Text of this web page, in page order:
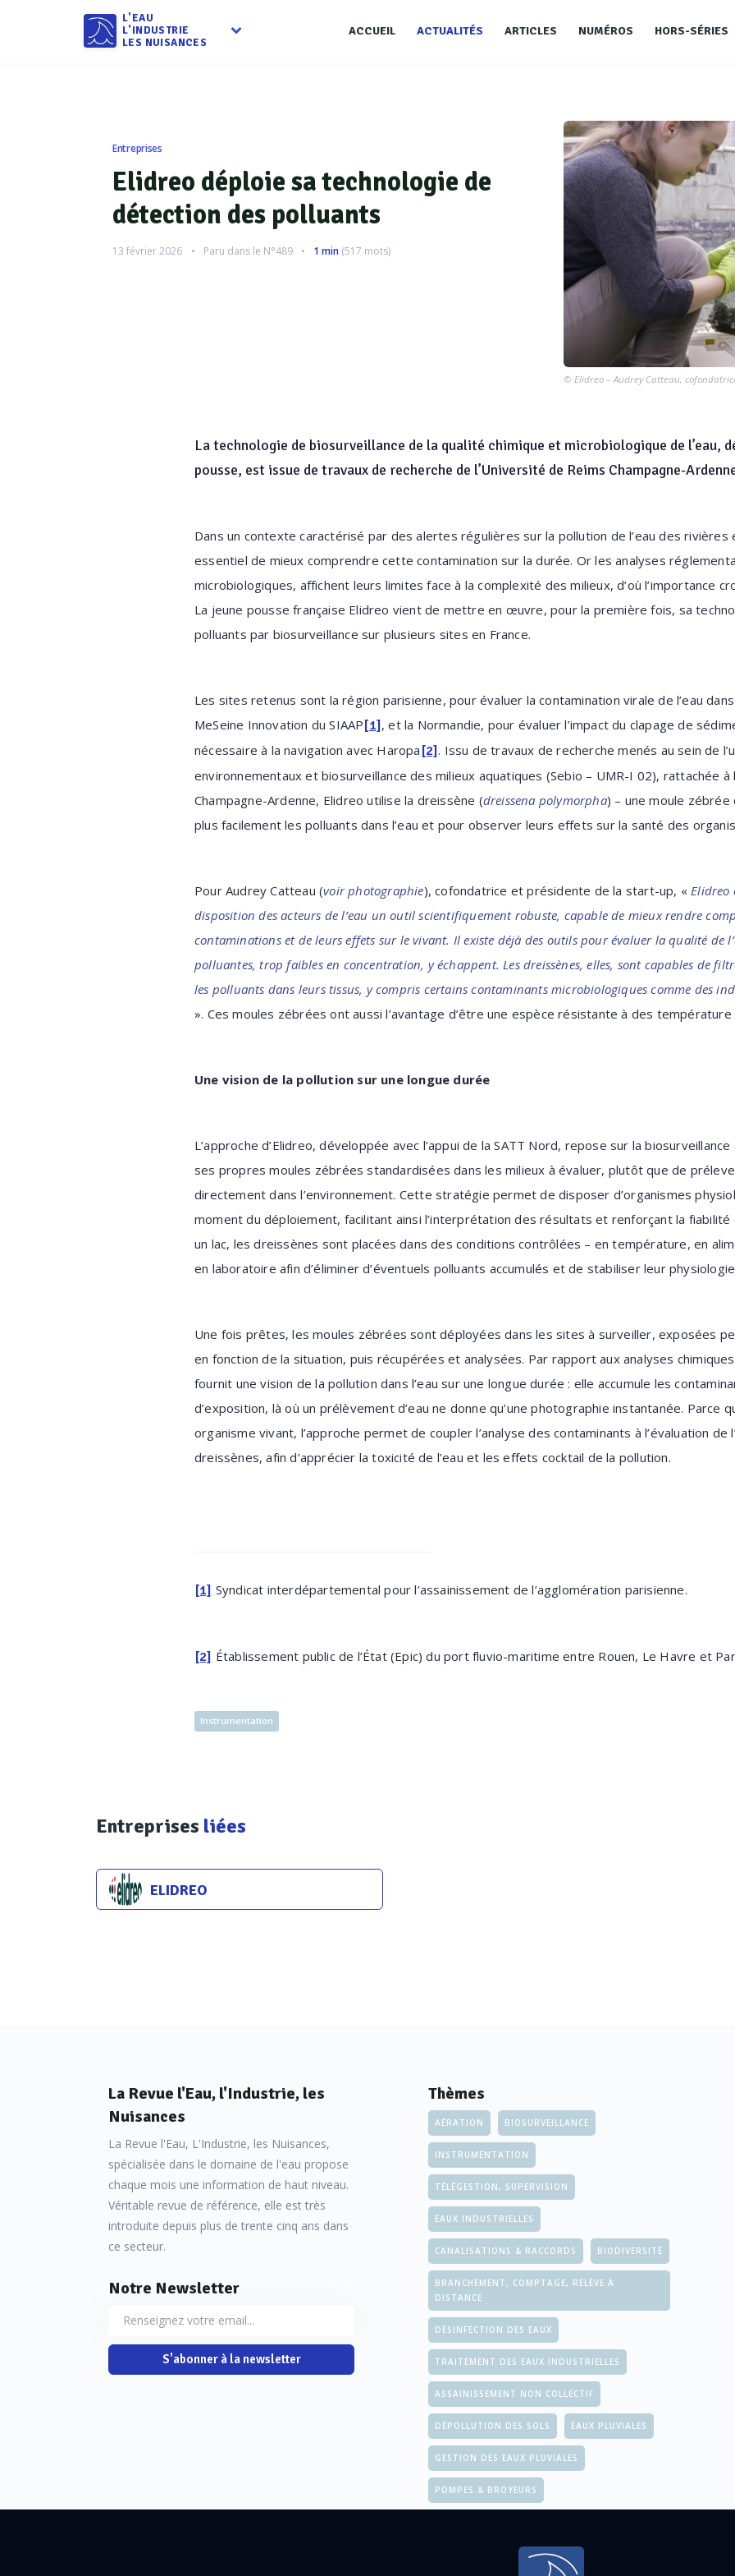
L'EAU
L'INDUSTRIE
LES NUISANCES
ACCUEIL ACTUALITÉS ARTICLES NUMÉROS HORS-SÉRIES
Entreprises
Elidreo déploie sa technologie de
détection des polluants
13 février 2026 Paru dans le N°489 1 min (517 mots)
© Elidreo – Audrey Catteau,
La technologie de biosurveillance de la qualité chimique et microbiologique de l’eau,
pousse, est issue de travaux de recherche de l’Université de Reims Champagne-
Dans un contexte caractérisé par des alertes régulières sur la pollution de l’eau des
essentiel de mieux comprendre cette contamination sur la durée. Or les analyses
microbiologiques, affichent leurs limites face à la complexité des milieux, d’où l’importance
La jeune pousse française Elidreo vient de mettre en œuvre, pour la première fois, sa
polluants par biosurveillance sur plusieurs sites en France.
Les sites retenus sont la région parisienne, pour évaluer la contamination virale de l’eau
MeSeine Innovation du SIAAP [1] , et la Normandie, pour évaluer l’impact du clapage de
nécessaire à la navigation avec Haropa [2]. Issu de travaux de recherche menés au sein de
environnementaux et biosurveillance des milieux aquatiques (Sebio – UMR-I 02), rattachée à
Champagne-Ardenne, Elidreo utilise la dreissène (dreissena polymorpha) – une moule zébrée
plus facilement les polluants dans l’eau et pour observer leurs effets sur la santé des
Pour Audrey Catteau (voir photographie), cofondatrice et présidente de la start-up, «Elidreo
disposition des acteurs de l’eau un outil scientifiquement robuste, capable de mieux rendre
contaminations et de leurs effets sur le vivant. Il existe déjà des outils pour évaluer la qualité de
polluantes, trop faibles en concentration, y échappent. Les dreissènes, elles, sont capables de
les polluants dans leurs tissus, y compris certains contaminants microbiologiques comme des
». Ces moules zébrées ont aussi l’avantage d’être une espèce résistante à des
Une vision de la pollution sur une longue durée
L’approche d’Elidreo, développée avec l’appui de la SATT Nord, repose sur la
ses propres moules zébrées standardisées dans les milieux à évaluer, plutôt que de
directement dans l’environnement. Cette stratégie permet de disposer d’organismes
moment du déploiement, facilitant ainsi l’interprétation des résultats et renforçant la fiabilité
un lac, les dreissènes sont placées dans des conditions contrôlées – en température, en
en laboratoire afin d’éliminer d’éventuels polluants accumulés et de stabiliser leur
Une fois prêtes, les moules zébrées sont déployées dans les sites à surveiller, exposées
en fonction de la situation, puis récupérées et analysées. Par rapport aux analyses
fournit une vision de la pollution dans l’eau sur une longue durée : elle accumule les
d’exposition, là où un prélèvement d’eau ne donne qu’une photographie instantanée. Parce
organisme vivant, l’approche permet de coupler l’analyse des contaminants à l’évaluation de
dreissènes, afin d’apprécier la toxicité de l’eau et les effets cocktail de la pollution.
[1] Syndicat interdépartemental pour l’assainissement de l’agglomération parisienne.
[2] Établissement public de l’État (Epic) du port fluvio-maritime entre Rouen, Le Havre et
Instrumentation
Entreprises liées
ELIDREO
La Revue l'Eau, l'Industrie, les
Nuisances
La Revue l'Eau, L'Industrie, les Nuisances,
spécialisée dans le domaine de l'eau propose
chaque mois une information de haut niveau.
Véritable revue de référence, elle est très
introduite depuis plus de trente cinq ans dans
ce secteur.
Notre Newsletter
S'abonner à la newsletter
Thèmes
AÉRATION BIOSURVEILLANCE
INSTRUMENTATION
TÉLÉGESTION, SUPERVISION
EAUX INDUSTRIELLES
CANALISATIONS & RACCORDS BIODIVERSITÉ
BRANCHEMENT, COMPTAGE, RELÈVE À
DISTANCE
DÉSINFECTION DES EAUX
TRAITEMENT DES EAUX INDUSTRIELLES
ASSAINISSEMENT NON COLLECTIF
DÉPOLLUTION DES SOLS EAUX PLUVIALES
GESTION DES EAUX PLUVIALES
POMPES & BROYEURS